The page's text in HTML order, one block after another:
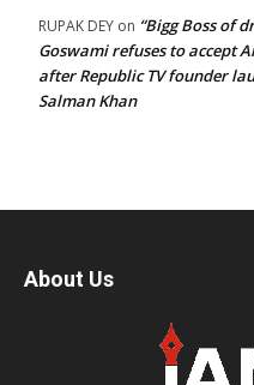
RUPAK DEY on “Bigg Boss of
Goswami refuses to accept
after Republic TV founder
Salman Khan
About Us